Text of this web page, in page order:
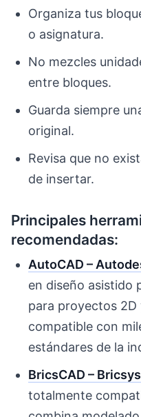
Organiza tus
o asignatura.
No mezcles
entre bloques.
Guarda siempre
original.
Revisa que no
de insertar.
Principales
recomendadas:
AutoCAD –
en diseño asistido
para proyectos 2D
compatible con
estándares de la
BricsCAD – Bricsys
totalmente